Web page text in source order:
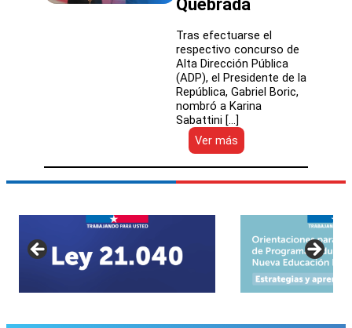
Quebrada
Tras efectuarse el
respectivo concurso de
Alta Dirección Pública
(ADP), el Presidente de la
República, Gabriel Boric,
nombró a Karina
Sabattini […]
Ver más
Presidente
Gabriel
Boric
Dirección
Pública
nueva
directora
Servicio